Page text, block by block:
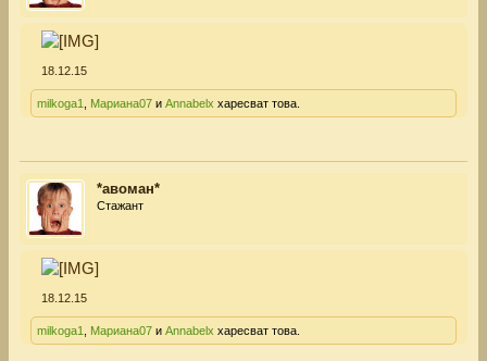
18.12.15
milkoga1 Мариана07 и Annabelx харесват това.
*авоман*
Стажант
18.12.15
milkoga1 Мариана07 и Annabelx харесват това.